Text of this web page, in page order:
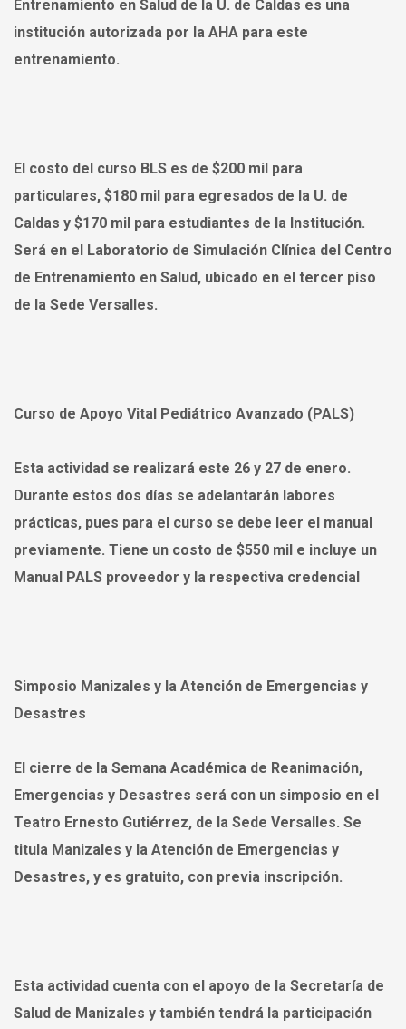
Entrenamiento en Salud de la U. de Caldas es una
institución autorizada por la AHA para este
entrenamiento.
El costo del curso BLS es de $200 mil para
particulares, $180 mil para egresados de la U. de
Caldas y $170 mil para estudiantes de la Institución.
Será en el Laboratorio de Simulación Clínica del Centro
de Entrenamiento en Salud, ubicado en el tercer piso
de la Sede Versalles.
Curso de Apoyo Vital Pediátrico Avanzado (PALS)
Esta actividad se realizará este 26 y 27 de enero.
Durante estos dos días se adelantarán labores
prácticas, pues para el curso se debe leer el manual
previamente. Tiene un costo de $550 mil e incluye un
Manual PALS proveedor y la respectiva credencial
Simposio Manizales y la Atención de Emergencias y
Desastres
El cierre de la Semana Académica de Reanimación,
Emergencias y Desastres será con un simposio en el
Teatro Ernesto Gutiérrez, de la Sede Versalles. Se
titula Manizales y la Atención de Emergencias y
Desastres, y es gratuito, con previa inscripción.
Esta actividad cuenta con el apoyo de la Secretaría de
Salud de Manizales y también tendrá la participación